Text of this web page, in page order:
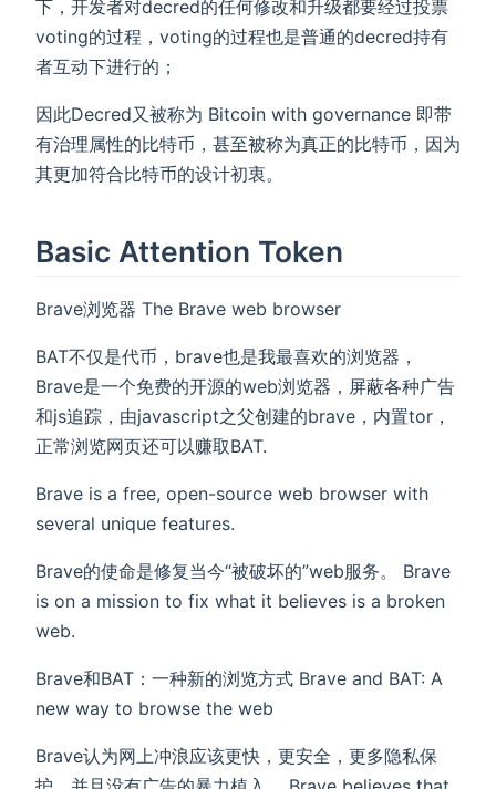
下，开发者对decred的任何修改和升级都要经过投票
voting的过程，voting的过程也是普通的decred持有
者互动下进行的；
因此Decred又被称为 Bitcoin with governance 即带
有治理属性的比特币，甚至被称为真正的比特币，因为
其更加符合比特币的设计初衷。
Basic Attention Token
Brave浏览器 The Brave web browser
BAT不仅是代币，brave也是我最喜欢的浏览器，
Brave是一个免费的开源的web浏览器，屏蔽各种广告
和js追踪，由javascript之父创建的brave，内置tor，
正常浏览网页还可以赚取BAT.
Brave is a free, open-source web browser with
several unique features.
Brave的使命是修复当今“被破坏的”web服务。 Brave
is on a mission to fix what it believes is a broken
web.
Brave和BAT：一种新的浏览方式 Brave and BAT: A
new way to browse the web
Brave认为网上冲浪应该更快，更安全，更多隐私保